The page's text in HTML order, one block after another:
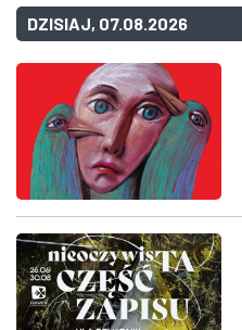
DZISIAJ, 07.08.2026